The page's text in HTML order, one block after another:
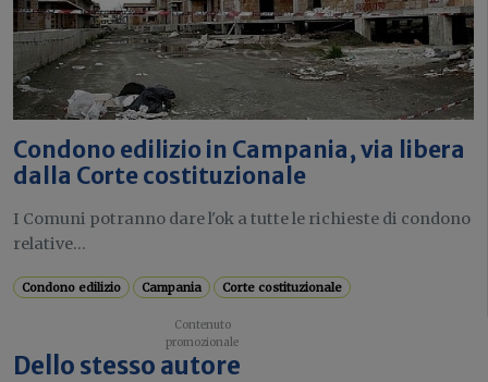
Condono edilizio in Campania, via libera
dalla Corte costituzionale
I Comuni potranno dare l'ok a tutte le richieste di condono
relative...
Condono edilizio Campania Corte costituzionale
Dello stesso autore